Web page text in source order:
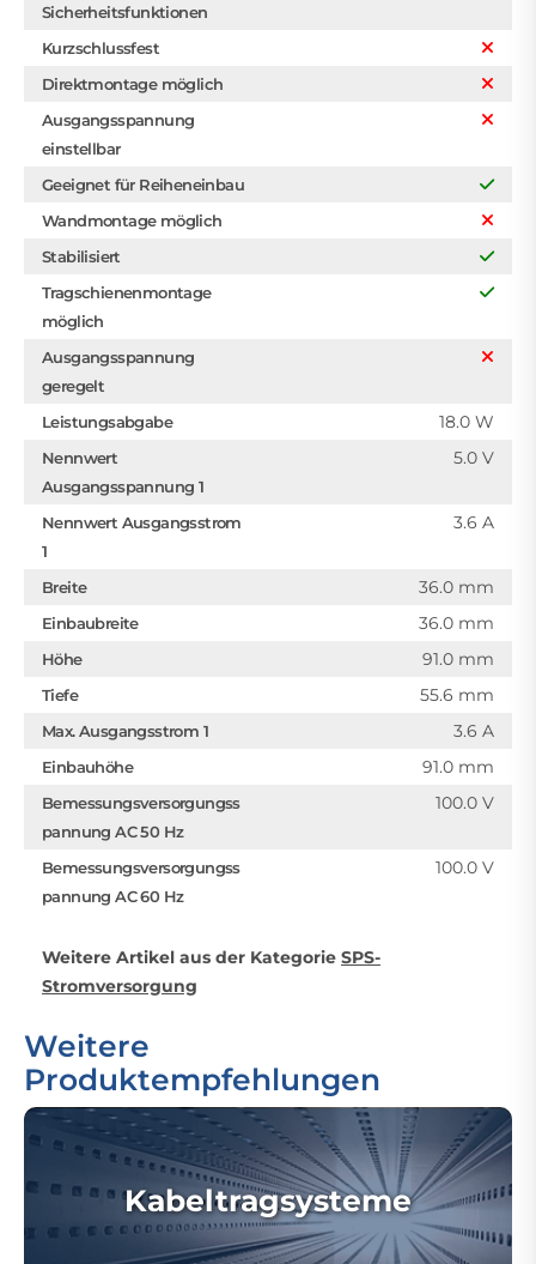
Sicherheitsfunktionen
Kurzschlussfest
Direktmontage möglich
Ausgangsspannung
einstellbar
Geeignet für Reiheneinbau
Wandmontage möglich
Stabilisiert
Tragschienenmontage
möglich
Ausgangsspannung
geregelt
Leistungsabgabe
18.0 W
Nennwert
Ausgangsspannung 1
5.0 V
Nennwert Ausgangsstrom
1
3.6 A
Breite 36.0 mm
Einbaubreite 36.0 mm
Höhe 91.0 mm
Tiefe 55.6 mm
Max. Ausgangsstrom 1 3.6 A
Einbauhöhe 91.0 mm
Bemessungsversorgungss
pannung AC 50 Hz
100.0 V
Bemessungsversorgungss
pannung AC 60 Hz
100.0 V
Weitere Artikel aus der Kategorie SPS-
Stromversorgung
Weitere
Produktempfehlungen
Kabeltragsysteme